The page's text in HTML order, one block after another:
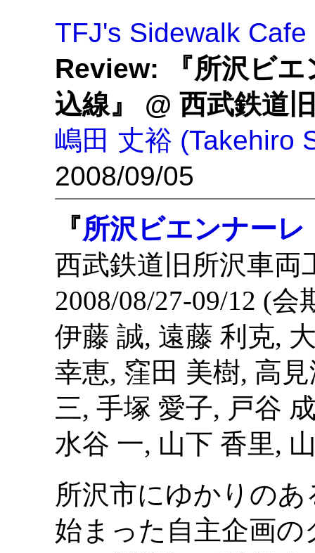
TFJ's Sidewalk Cafe
Review: 『所沢ビエ
込線』 @ 西武鉄道
嶋田 丈裕 (Takehiro
2008/09/05
『所沢ビエンナーレ
西武鉄道旧所沢車両
2008/08/27-09/12 (会
伊藤 誠, 遠藤 利克,
幸恵, 窪田 美樹, 高
三, 手塚 愛子, 戸谷
水谷 一, 山下 香里,
所沢市にゆかりの
始まった自主企画